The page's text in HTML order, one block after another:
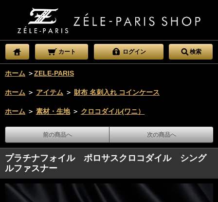
カート ログイン 検索
ホーム ＞ZELE-PARIS
ホーム ＞ アイテム ＞ 財布 名刺入れ コインケース
ホーム ＞ 素材・生地 ＞ クロコダイル(ワニ）
前の商品へ 次の商品へ
プラチナフォイル ポロサスクロコダイル シング
ルファスナー